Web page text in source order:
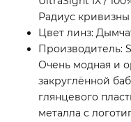
Радиус кривизны
Цвет линз:
Производитель:
Очень модная и
закруглённой
глянцевого
металла с